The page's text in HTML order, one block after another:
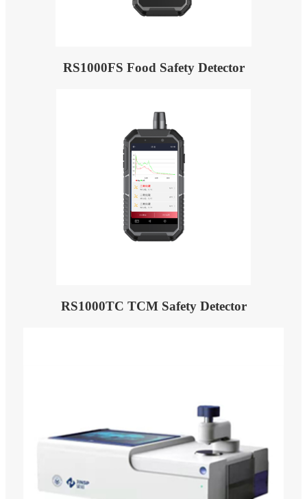
RS1000FS Food Safety Detector
RS1000TC TCM Safety Detector